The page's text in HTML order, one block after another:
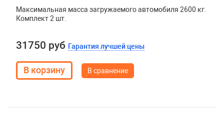
Максимальная масса загружаемого автомобиля 2600 кг.
Комплект 2 шт.
31750 руб Гарантия лучшей цены
В сравнение